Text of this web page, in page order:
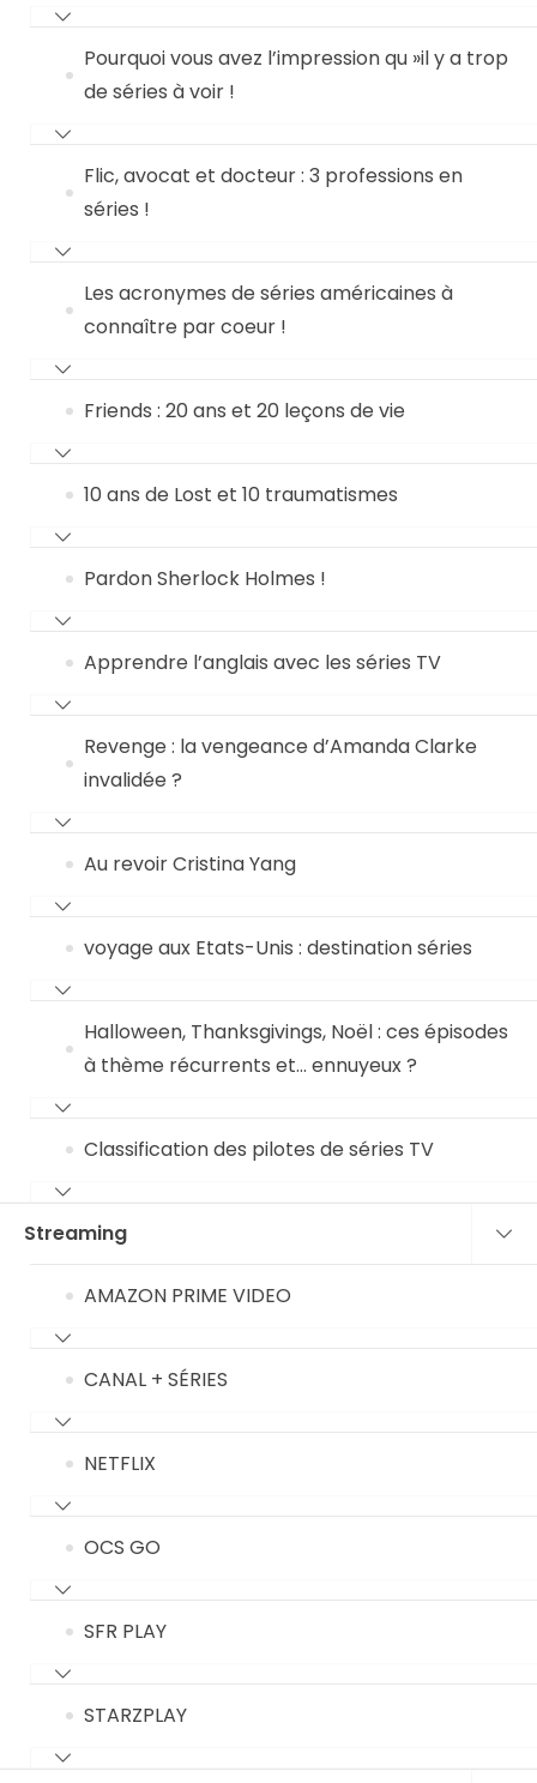
Pourquoi vous avez l’impression qu »il y a trop
de séries à voir !
Flic, avocat et docteur : 3 professions en
séries !
Les acronymes de séries américaines à
connaître par coeur !
Friends : 20 ans et 20 leçons de vie
10 ans de Lost et 10 traumatismes
Pardon Sherlock Holmes !
Apprendre l’anglais avec les séries TV
Revenge : la vengeance d’Amanda Clarke
invalidée ?
Au revoir Cristina Yang
voyage aux Etats-Unis : destination séries
Halloween, Thanksgivings, Noël : ces épisodes
à thème récurrents et… ennuyeux ?
Classification des pilotes de séries TV
Streaming
AMAZON PRIME VIDEO
CANAL + SÉRIES
NETFLIX
OCS GO
SFR PLAY
STARZPLAY